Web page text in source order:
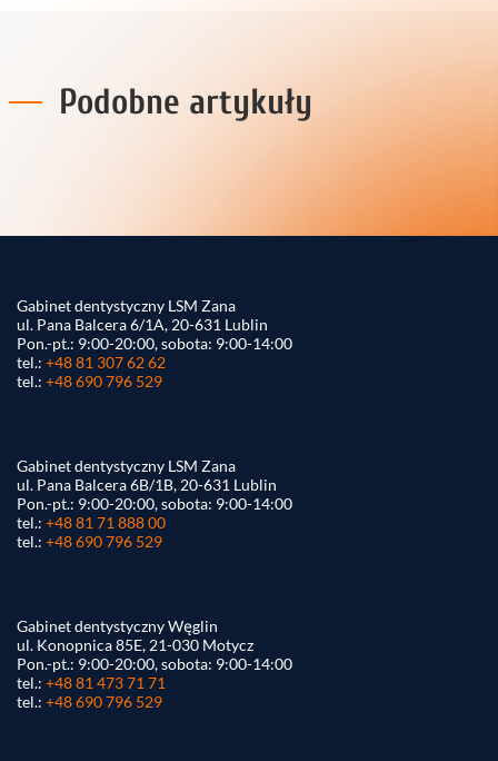
Podobne artykuły
Gabinet dentystyczny LSM Zana
ul. Pana Balcera 6/1A, 20-631 Lublin
Pon.-pt.: 9:00-20:00, sobota: 9:00-14:00
tel.: +48 81 307 62 62
tel.: +48 690 796 529
Gabinet dentystyczny LSM Zana
ul. Pana Balcera 6B/1B, 20-631 Lublin
Pon.-pt.: 9:00-20:00, sobota: 9:00-14:00
tel.: +48 81 71 888 00
tel.: +48 690 796 529
Gabinet dentystyczny Węglin
ul. Konopnica 85E, 21-030 Motycz
Pon.-pt.: 9:00-20:00, sobota: 9:00-14:00
tel.: +48 81 473 71 71
tel.: +48 690 796 529